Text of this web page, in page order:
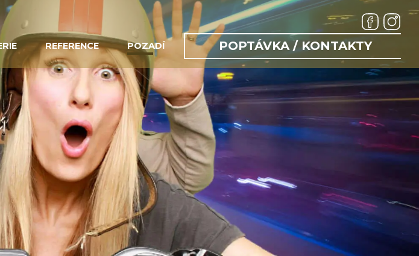
REFERENCE POZADÍ POPTÁVKA / KONTAKTY